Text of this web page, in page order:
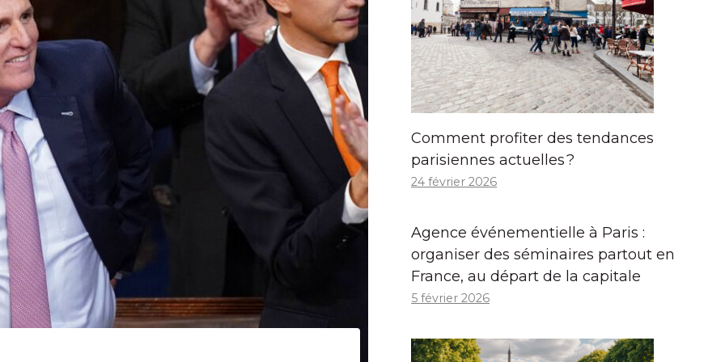
Comment profiter des tendances
parisiennes actuelles ?
24 février 2026
Agence événementielle à Paris :
organiser des séminaires partout en
France, au départ de la capitale
5 février 2026